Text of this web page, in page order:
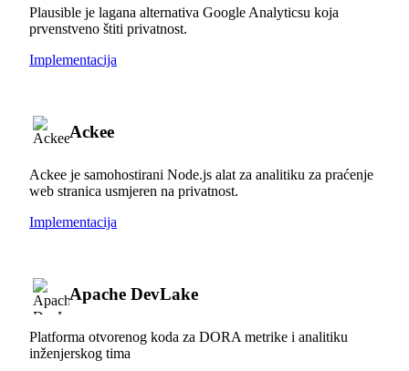
Plausible je lagana alternativa Google Analyticsu koja
prvenstveno štiti privatnost.
Implementacija
Ackee
Ackee je samohostirani Node.js alat za analitiku za praćenje
web stranica usmjeren na privatnost.
Implementacija
Apache DevLake
Platforma otvorenog koda za DORA metrike i analitiku
inženjerskog tima